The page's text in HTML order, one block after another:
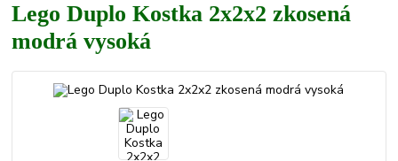
Lego Duplo Kostka 2x2x2 zkosená
modrá vysoká